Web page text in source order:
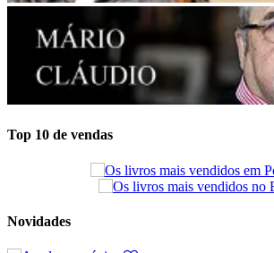
Top 10 de vendas
Novidades